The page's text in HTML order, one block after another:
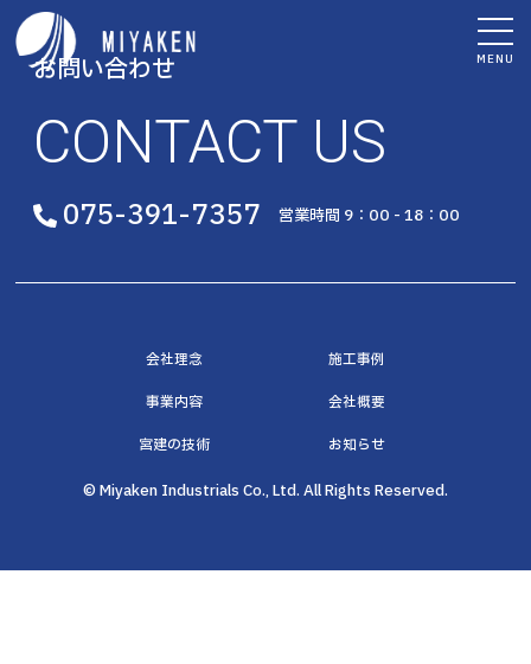
MENU
お問い合わせ
CONTACT US
075-391-7357 営業時間 9：00 - 18：00
会社理念 施工事例
事業内容 会社概要
宮建の技術 お知らせ
© Miyaken Industrials Co., Ltd. All Rights Reserved.